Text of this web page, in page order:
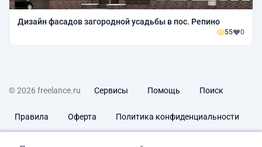
Дизайн фасадов загородной усадьбы в пос. Репино
55 0
© 2026 freelance.ru Сервисы Помощь Поиск
Правила Оферта Политика конфиденциальности